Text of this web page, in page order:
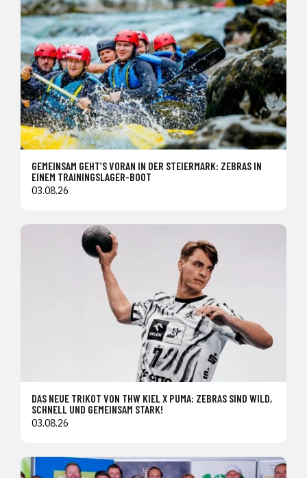
GEMEINSAM GEHT’S VORAN IN DER STEIERMARK: ZEBRAS IN
EINEM TRAININGSLAGER-BOOT
03.08.26
DAS NEUE TRIKOT VON THW KIEL X PUMA: ZEBRAS SIND WILD,
SCHNELL UND GEMEINSAM STARK!
03.08.26